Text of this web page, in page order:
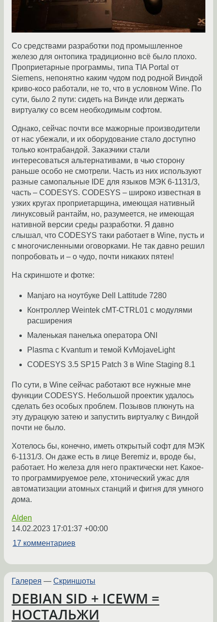
Со средствами разработки под промышленное
железо для онтопика традиционно всё было плохо.
Проприетарные программы, типа TIA Portal от
Siemens, непонятно каким чудом под родной Виндой
криво-косо работали, не то, что в условном Wine. По
сути, было 2 пути: сидеть на Винде или держать
виртуалку со всем необходимым софтом.
Однако, сейчас почти все мажорные производители
от нас убежали, и их оборудование стало доступно
только контрабандой. Заказчики стали
интересоваться альтернативами, в чью сторону
раньше особо не смотрели. Часть из них используют
разные самопальные IDE для языков МЭК 6-1131/3,
часть – CODESYS. CODESYS – широко известная в
узких кругах проприетарщина, имеющая нативный
линуксовый рантайм, но, разумеется, не имеющая
нативной версии среды разработки. Я давно
слышал, что CODESYS таки работает в Wine, пусть и
с многочисленными оговорками. Не так давно решил
попробовать и – о чудо, почти никаких пятен!
На скриншоте и фотке:
Manjaro на ноутбуке Dell Lattitude 7280
Контроллер Weintek cMT-CTRL01 с модулями
расширения
Маленькая панелька оператора ONI
Plasma с Kvantum и темой KvMojaveLight
CODESYS 3.5 SP15 Patch 3 в Wine Staging 8.1
По сути, в Wine сейчас работают все нужные мне
функции CODESYS. Небольшой проектик удалось
сделать без особых проблем. Позывов плюнуть на
эту дурацкую затею и запустить виртуалку с Виндой
почти не было.
Хотелось бы, конечно, иметь открытый софт для МЭК
6-1131/3. Он даже есть в лице Beremiz и, вроде бы,
работает. Но железа для него практически нет. Какое-
то программируемое реле, хтонический ужас для
автоматизации атомных станций и фигня для умного
дома.
Alden
14.02.2023 17:01:37 +00:00
17 комментариев
Галерея — Скриншоты
DEBIAN SID + ICEWM =
НОСТАЛЬЖИ